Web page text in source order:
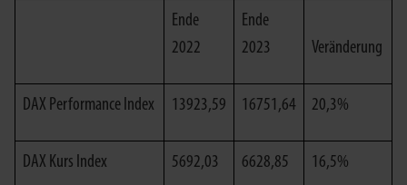
Ende
2022
Ende
2023
Veränderung
DAX Performance Index 13923,59 16751,64 20,3%
DAX Kurs Index 5692,03 6628,85 16,5%